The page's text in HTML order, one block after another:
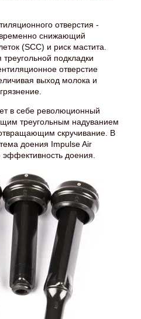
отверстия -
снижающий
(SCC) и риск мастита.
подкладки
отверстие
выход молока и
в себе революционный
треугольным надуванием
скручивание. В
доения Impulse Air
доения.